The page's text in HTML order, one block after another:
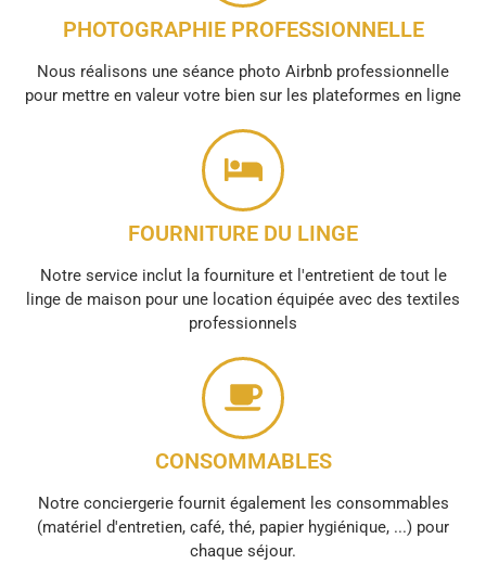
PHOTOGRAPHIE PROFESSIONNELLE
Nous réalisons une séance photo Airbnb professionnelle
pour mettre en valeur votre bien sur les plateformes en ligne
FOURNITURE DU LINGE
Notre service inclut la fourniture et l'entretient de tout le
linge de maison pour une location équipée avec des textiles
professionnels
CONSOMMABLES
Notre conciergerie fournit également les consommables
(matériel d'entretien, café, thé, papier hygiénique, ...) pour
chaque séjour.